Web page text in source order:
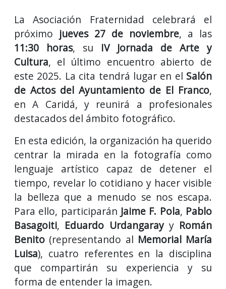
La Asociación Fraternidad celebrará el
próximo jueves 27 de noviembre, a las
11:30 horas, su IV Jornada de Arte y
Cultura, el último encuentro abierto de
este 2025. La cita tendrá lugar en el Salón
de Actos del Ayuntamiento de El Franco,
en A Caridá, y reunirá a profesionales
destacados del ámbito fotográfico.
En esta edición, la organización ha querido
centrar la mirada en la fotografía como
lenguaje artístico capaz de detener el
tiempo, revelar lo cotidiano y hacer visible
la belleza que a menudo se nos escapa.
Para ello, participarán Jaime F. Pola, Pablo
Basagoiti, Eduardo Urdangarayy Román
Benito (representando al Memorial María
Luisa), cuatro referentes en la disciplina
que compartirán su experiencia y su
forma de entender la imagen.